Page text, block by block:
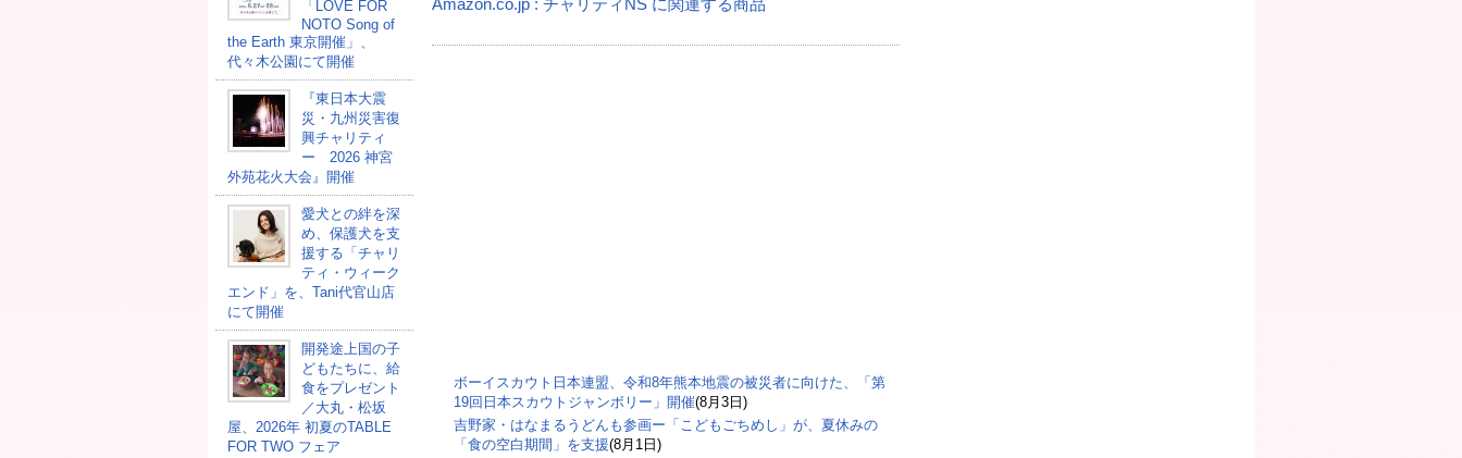
「LOVE FOR
NOTO Song of
the Earth 東京開催」、
代々木公園にて開催
『東日本大震
災・九州災害復
興チャリティ
ー 2026 神宮
外苑花火大会』開催
愛犬との絆を深
め、保護犬を支
援する「チャリ
ティ・ウィーク
エンド」を、Tani代官山店
にて開催
開発途上国の⼦
どもたちに、給
⾷をプレゼント
／大丸・松坂
屋、2026年 初夏のTABLE
FOR TWO フェア
Amazon.co.jp : チャリティNS に関連する商品
ボーイスカウト日本連盟、令和8年熊本地震の被災者に向けた、「第
19回日本スカウトジャンボリー」開催(8月3日)
吉野家・はなまるうどんも参画ー「こどもごちめし」が、夏休みの
「食の空白期間」を支援(8月1日)